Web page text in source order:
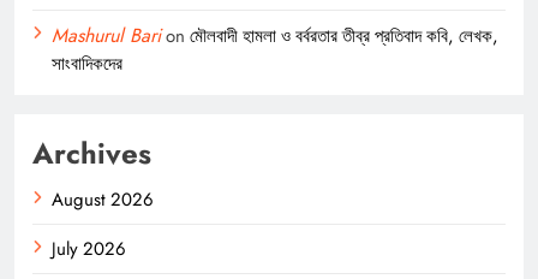
Mashurul Barion মৌলবাদী হামলা ও বর্বরতার তীব্র প্রতিবাদ কবি, লেখক,
সাংবাদিকদের
Archives
August 2026
July 2026